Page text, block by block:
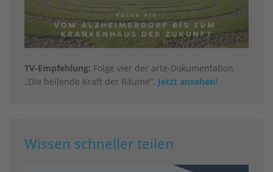
TV-Empfehlung: Folge vier der arte-Dokumentation
„Die heilende Kraft der Räume“. Jetzt ansehen!
Wissen schneller teilen